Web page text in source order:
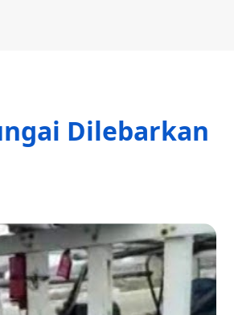
Dilebarkan